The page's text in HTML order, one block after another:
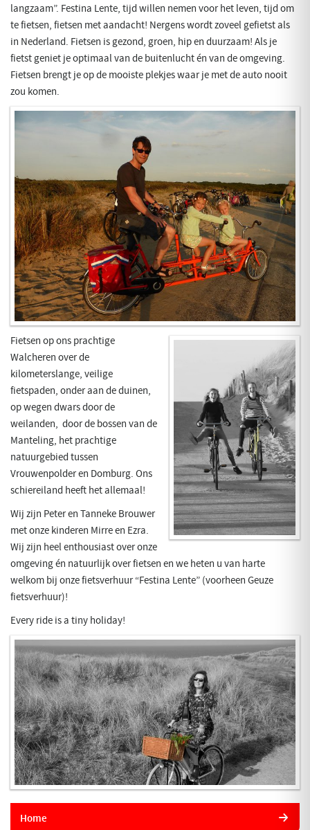
langzaam”. Festina Lente, tijd willen nemen voor het leven, tijd om
te fietsen, fietsen met aandacht! Nergens wordt zoveel gefietst als
in Nederland. Fietsen is gezond, groen, hip en duurzaam! Als je
fietst geniet je optimaal van de buitenlucht én van de omgeving.
Fietsen brengt je op de mooiste plekjes waar je met de auto nooit
zou komen.
​Fietsen op ons prachtige
Walcheren over de
kilometerslange, veilige
fietspaden, onder aan de duinen,
op wegen dwars door de
weilanden, door de bossen van de
Manteling, het prachtige
natuurgebied tussen
Vrouwenpolder en Domburg. Ons
schiereiland heeft het allemaal!
​Wij zijn Peter en Tanneke Brouwer
met onze kinderen Mirre en Ezra.
Wij zijn heel enthousiast over onze
omgeving én natuurlijk over fietsen en we heten u van harte
welkom bij onze fietsverhuur “Festina Lente” (voorheen Geuze
fietsverhuur)!
Every ride is a tiny holiday!
Home